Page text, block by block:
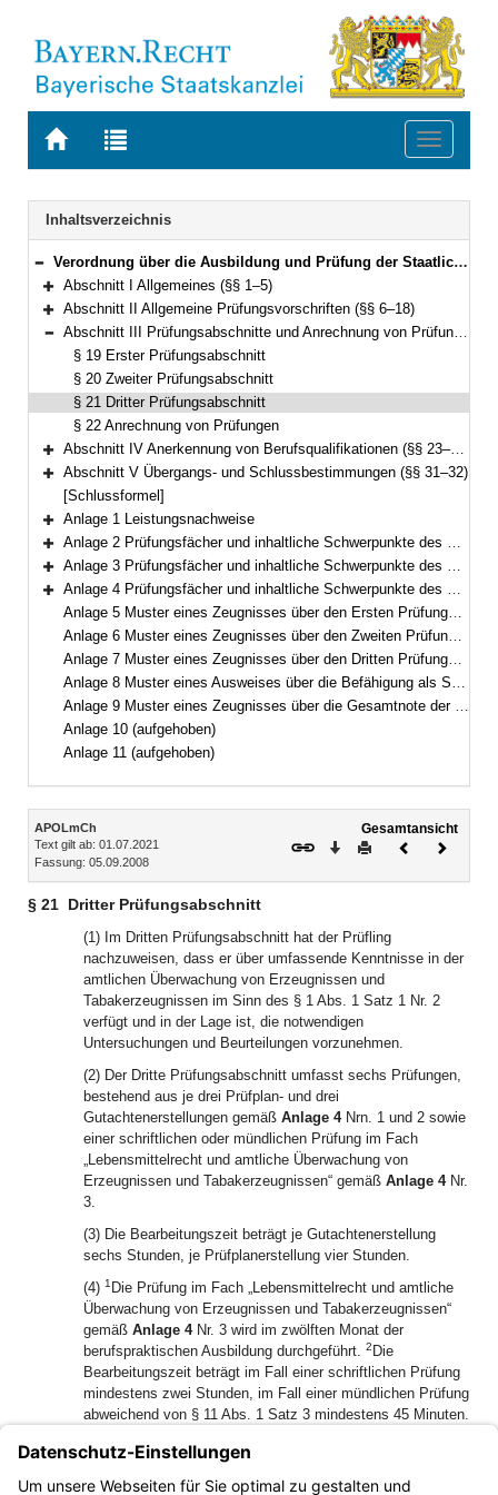
Zur
BAYERN.RECHT
Zur
letzten
Suche
Toggle
Navigation
Inhaltsverzeichnis
Bereich reduzieren
Verordnung über die Ausbildung und Prüfung der Staatlich geprüften Lebensmittelchemikerinnen und Lebensmittelchemiker (APOLmCh) Vom 5. September 2008 (GVBl. S. 651) BayRS 2125-1-3-U (§§ 1–32)
Bereich erweitern
Abschnitt I Allgemeines (§§ 1–5)
Bereich erweitern
Abschnitt II Allgemeine Prüfungsvorschriften (§§ 6–18)
Bereich reduzieren
Abschnitt III Prüfungsabschnitte und Anrechnung von Prüfungen (§§ 19–22)
§ 19 Erster Prüfungsabschnitt
§ 20 Zweiter Prüfungsabschnitt
§ 21 Dritter Prüfungsabschnitt
§ 22 Anrechnung von Prüfungen
Bereich erweitern
Abschnitt IV Anerkennung von Berufsqualifikationen (§§ 23–30)
Bereich erweitern
Abschnitt V Übergangs- und Schlussbestimmungen (§§ 31–32)
[Schlussformel]
Bereich erweitern
Anlage 1 Leistungsnachweise
Bereich erweitern
Anlage 2 Prüfungsfächer und inhaltliche Schwerpunkte des Ersten Prüfungsabschnitts
Bereich erweitern
Anlage 3 Prüfungsfächer und inhaltliche Schwerpunkte des Zweiten Prüfungsabschnitts
Bereich erweitern
Anlage 4 Prüfungsfächer und inhaltliche Schwerpunkte des Dritten Prüfungsabschnitts
Anlage 5 Muster eines Zeugnisses über den Ersten Prüfungsabschnitt
Anlage 6 Muster eines Zeugnisses über den Zweiten Prüfungsabschnitt
Anlage 7 Muster eines Zeugnisses über den Dritten Prüfungsabschnitt
Anlage 8 Muster eines Ausweises über die Befähigung als Staatlich geprüfte Lebensmittelchemikerin bzw. Staatlich geprüfter Lebensmittelchemiker
Anlage 9 Muster eines Zeugnisses über die Gesamtnote der Prüfungsabschnitte nach § 14 Abs. 4
Anlage 10 (aufgehoben)
Anlage 11 (aufgehoben)
Inhalt
APOLmCh
Text gilt ab: 01.07.2021
Fassung: 05.09.2008
Gesamtansicht
Download
DruckenVorheriges
§ 21 Dritter Prüfungsabschnitt
(1) Im Dritten Prüfungsabschnitt hat der Prüfling
nachzuweisen, dass er über umfassende Kenntnisse in der
amtlichen Überwachung von Erzeugnissen und
Tabakerzeugnissen im Sinn des § 1 Abs. 1 Satz 1 Nr. 2
verfügt und in der Lage ist, die notwendigen
Untersuchungen und Beurteilungen vorzunehmen.
(2) Der Dritte Prüfungsabschnitt umfasst sechs Prüfungen,
bestehend aus je drei Prüfplan- und drei
Gutachtenerstellungen gemäß Anlage 4Nrn. 1 und 2 sowie
einer schriftlichen oder mündlichen Prüfung im Fach
„Lebensmittelrecht und amtliche Überwachung von
Erzeugnissen und Tabakerzeugnissen“ gemäß Anlage 4Nr.
3.
(3) Die Bearbeitungszeit beträgt je Gutachtenerstellung
sechs Stunden, je Prüfplanerstellung vier Stunden.
(4) 1 Die Prüfung im Fach „Lebensmittelrecht und amtliche
Überwachung von Erzeugnissen und Tabakerzeugnissen“
gemäß Anlage 4Nr. 3 wird im zwölften Monat der
berufspraktischen Ausbildung durchgeführt. 2 Die
Bearbeitungszeit beträgt im Fall einer schriftlichen Prüfung
mindestens zwei Stunden, im Fall einer mündlichen Prüfung
abweichend von § 11 Abs. 1 Satz 3 mindestens 45 Minuten.
(5) Nach Erteilung des Ausweises gemäß § 18 Abs. 2
besteht das Recht, die Bezeichnung „Staatlich geprüfte
Lebensmittelchemikerin“ bzw. „Staatlich geprüfter